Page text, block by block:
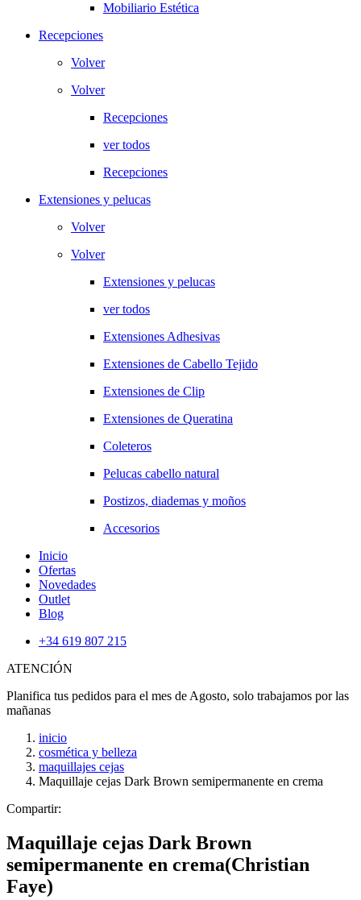
Mobiliario Estética
Recepciones
Volver
Volver
Recepciones
ver todos
Recepciones
Extensiones y pelucas
Volver
Volver
Extensiones y pelucas
ver todos
Extensiones Adhesivas
Extensiones de Cabello Tejido
Extensiones de Clip
Extensiones de Queratina
Coleteros
Pelucas cabello natural
Postizos, diademas y moños
Accesorios
Inicio
Ofertas
Novedades
Outlet
Blog
+34 619 807 215
ATENCIÓN
Planifica tus pedidos para el mes de Agosto, solo trabajamos por las
mañanas
inicio
cosmética y belleza
maquillajes cejas
Maquillaje cejas Dark Brown semipermanente en crema
Compartir:
Maquillaje cejas Dark Brown
semipermanente en crema(Christian
Faye)